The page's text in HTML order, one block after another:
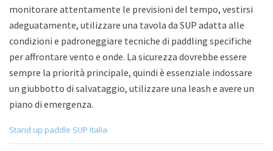
monitorare attentamente le previsioni del tempo, vestirsi
adeguatamente, utilizzare una tavola da SUP adatta alle
condizioni e padroneggiare tecniche di paddling specifiche
per affrontare vento e onde. La sicurezza dovrebbe essere
sempre la priorità principale, quindi è essenziale indossare
un giubbotto di salvataggio, utilizzare una leash e avere un
piano di emergenza.
C
Stand up paddle SUP Italia